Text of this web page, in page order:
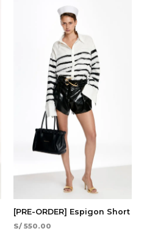
[PRE-ORDER] Espigon Short
S/ 550.00